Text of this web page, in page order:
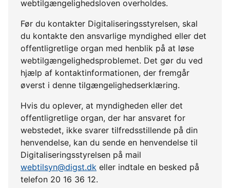
webtilgængelighedsloven overholdes.
Før du kontakter Digitaliseringsstyrelsen, skal
du kontakte den ansvarlige myndighed eller det
offentligretlige organ med henblik på at løse
webtilgængelighedsproblemet. Det gør du ved
hjælp af kontaktinformationen, der fremgår
øverst i denne tilgængelighedserklæring.
Hvis du oplever, at myndigheden eller det
offentligretlige organ, der har ansvaret for
webstedet, ikke svarer tilfredsstillende på din
henvendelse, kan du sende en henvendelse til
Digitaliseringsstyrelsen på mail
webtilsyn@digst.dk eller indtale en besked på
telefon 20 16 36 12.